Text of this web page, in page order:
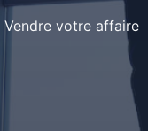
Vendre votre affaire